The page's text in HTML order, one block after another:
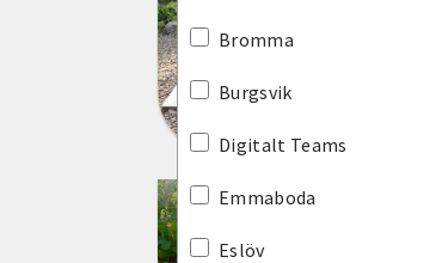
Bromma
Burgsvik
Digitalt Teams
Emmaboda
Eslöv